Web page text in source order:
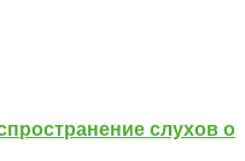
слухов о